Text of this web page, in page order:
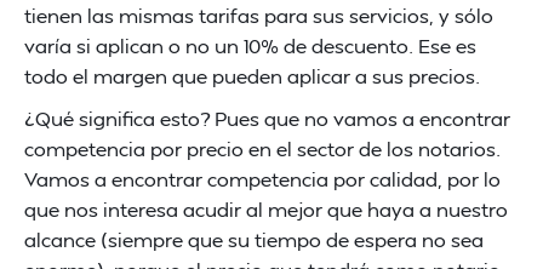
tienen las mismas tarifas para sus servicios, y sólo
varía si aplican o no un 10% de descuento. Ese es
todo el margen que pueden aplicar a sus precios.
¿Qué significa esto? Pues que no vamos a encontrar
competencia por precio en el sector de los notarios.
Vamos a encontrar competencia por calidad, por lo
que nos interesa acudir al mejor que haya a nuestro
alcance (siempre que su tiempo de espera no sea